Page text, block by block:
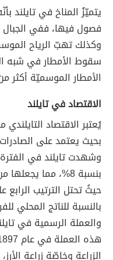
يتميّزُ المناخ في تايلند
فصول فيها، ففي الجبال
وكذلك تهبّ الرياح
سقوط الأمطار في شبه
الأمطار الموسميّة أكثر من 255 سم في
الاقتصاد في تايلند
يُعتبر الاقتصاد
بحيث يعتمد على
وشهدت تايلند في الفترة
بنسبة 8%، مما
حيثُ تحتل الترتيب
بالنسبة للناتج المحلي
والعملة الرسمية في
الزراعة وخاصّة زراعة